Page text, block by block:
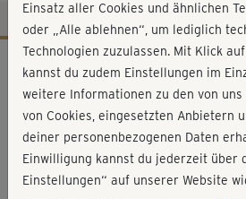
Workout-Facts
anspruchsvoll
39 Min
238 kcal
Raffael Wagenhoff
Einsatz aller Cookies und ähnlichen
oder „Alle ablehnen“, um lediglich
Technologien zuzulassen. Mit Klick
kannst du zudem Einstellungen im
weitere Informationen zu den von
von Cookies, eingesetzten Anbietern
deiner personenbezogenen Daten
Einwilligung kannst du jederzeit über
Einstellungen“ auf unserer Website